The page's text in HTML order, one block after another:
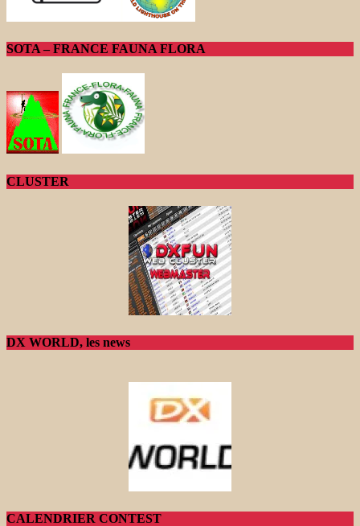
SOTA – FRANCE FAUNA FLORA
CLUSTER
DX WORLD, les news
CALENDRIER CONTEST